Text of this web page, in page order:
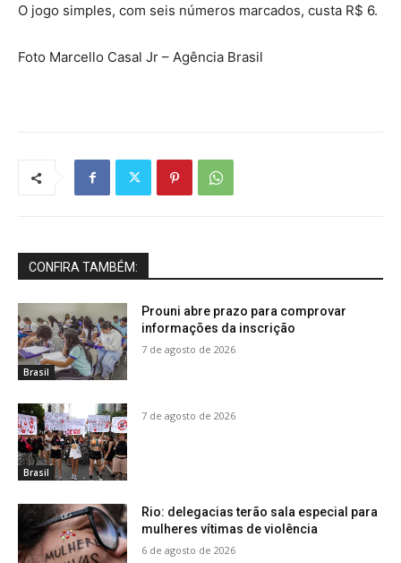
O jogo simples, com seis números marcados, custa R$ 6.
Foto Marcello Casal Jr – Agência Brasil
CONFIRA TAMBÉM:
Brasil
Prouni abre prazo para comprovar
informações da inscrição
7 de agosto de 2026
Brasil
7 de agosto de 2026
Rio: delegacias terão sala especial para
mulheres vítimas de violência
6 de agosto de 2026